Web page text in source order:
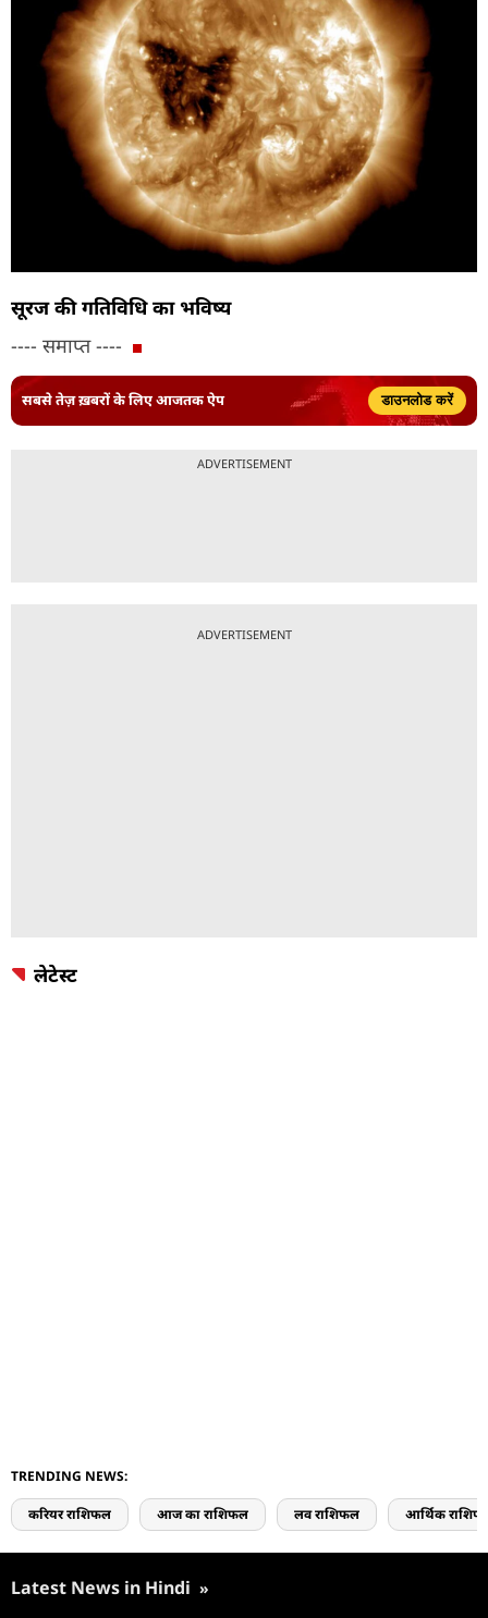
सूरज की गतिविधि का भविष्य
---- समाप्त ----
सबसे तेज़ ख़बरों के लिए आजतक ऐप डाउनलोड करें
ADVERTISEMENT
ADVERTISEMENT
लेटेस्ट
TRENDING NEWS:
करियर राशिफल आज का राशिफल लव राशिफल आर्थिक
Latest News in Hindi »